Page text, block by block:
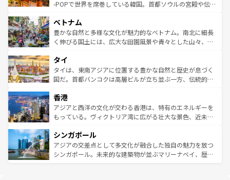
い。オーストラリアの多彩な魅力を存分に味わいつくそ
参照してほしい。
驚きをもたらしてくれる。また、奥深い台湾の食文化も魅
容にもいいと評判のスイーツなど、バラエティ豊かな料理
が味わえる。 なお、新着の台湾情報は コンテンツ一覧を参
照してほしい。
-POPで世界を席巻している韓国。首都ソウルの宮殿や伝統
き、地方に足を延ばせば四季折々の自然美を楽しむことが
できる。そして、キムチや焼肉、絶品のストリートフード
まで、さまざまな韓国料理が待っている。夜には、韓国な
リティに包まれながら、韓国の多彩な魅力を心ゆくまで味
わってみてほしい。 なお、新着の韓国情報はコンテンツ一
覧を参照してほしい。
ベトナム
豊かな自然と多様な文化が魅力的なベトナム。南北に細長
く伸びる国土には、広大な田園風景や青々とした山々、世
急速な発展と共に伝統が息づく。ハノイの古い町並みやホ
ーチミン市のフランス統治時代の建物も、独特の雰囲気を
醸し出している。また、バラエティの豊かさとおいしさで
とつ。フォーやバインミー、ベトナムコーヒーなどは、ぜ
ひ現地で味わいたい。どの地域を訪れてもあたたかい人々
が旅行者を迎えてくれるので、きっと忘れられない旅にな
参照してほしい。
タイ
タイは、東南アジアに位置する豊かな自然と歴史が息づく
国だ。首都バンコクは高層ビルが立ち並ぶ一方、伝統的な
の活気が交差している。北部ではチェンマイなどの山岳地
帯で自然と触れ合い、南部ではプーケットやクラビの美し
いビーチでリゾート気分を楽しむことができる。タイ料理
激する。気候は一年中温暖で、どの季節にも異なる楽しみ
が待っている。親しみやすいタイの人々、仏教を中心とし
た文化、そして多様な観光資源が、訪れる旅人を魅了し続
香港
アジアと西洋の文化が交わる香港は、特有のエネルギーを
もっている。ヴィクトリア湾に広がる壮大な景色、近未来
み、どこを訪れても感動するはず。観光スポットが密集し
ており、効率よく見どころを回れるのも魅力。息をのむよ
うな絶景から文化的な体験まで、香港を存分に楽しみ尽く
シンガポール
アジアの交差点として多文化が融合した独自の魅力を放つ
シンガポール。未来的な建築物が並ぶマリーナベイ、歴史